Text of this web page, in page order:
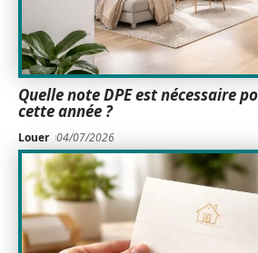
Quelle note DPE est nécessaire
cette année ?
Louer 04/07/2026